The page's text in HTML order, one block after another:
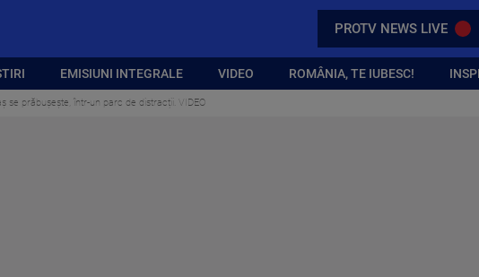
PROTV NEWS LIVE
EMISIUNI INTEGRALE VIDEO ROMÂNIA, TE IUBESC!
se prăbușește, într-un parc de distracții. VIDEO